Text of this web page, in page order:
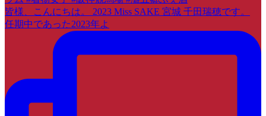
皆様、こんにちは。 2023 Miss SAKE 宮城 千田瑞穂です。
任期中であった2023年よ